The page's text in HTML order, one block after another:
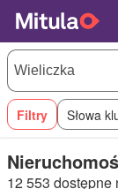
Filtry Słowa
12 553 dostępne